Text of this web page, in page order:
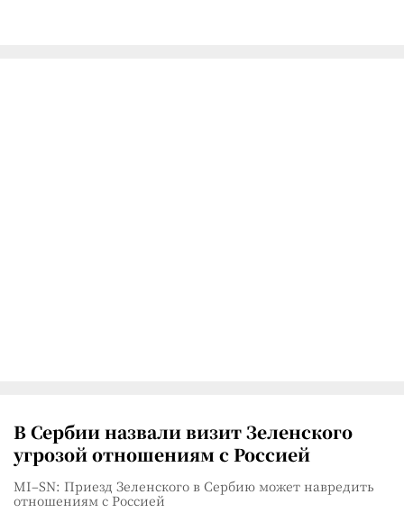
В Сербии назвали визит Зеленского
угрозой отношениям с Россией
MI–SN: Приезд Зеленского в Сербию может навредить
отношениям с Россией